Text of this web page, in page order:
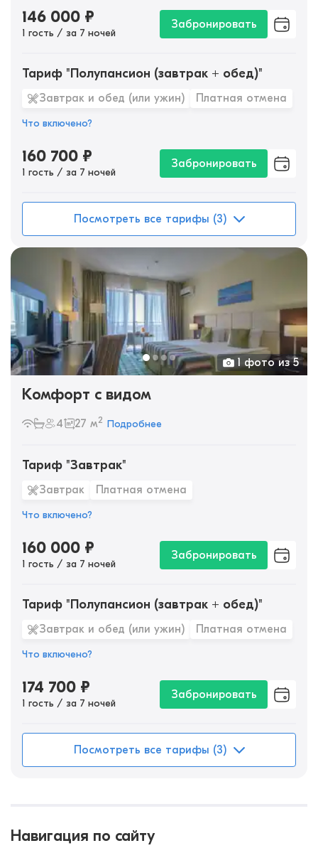
146 000 ₽
1 гость / за 7 ночей
Забронировать
Тариф "Полупансион (завтрак + обед)"
Завтрак и обед (или ужин) Платная отмена
Что включено?
160 700 ₽
1 гость / за 7 ночей
Забронировать
Посмотреть все тарифы (3)
1 фото из 5
Комфорт с видом
4 27 м2 Подробнее
Тариф "Завтрак"
Завтрак Платная отмена
Что включено?
160 000 ₽
1 гость / за 7 ночей
Забронировать
Тариф "Полупансион (завтрак + обед)"
Завтрак и обед (или ужин) Платная отмена
Что включено?
174 700 ₽
1 гость / за 7 ночей
Забронировать
Посмотреть все тарифы (3)
Навигация по сайту